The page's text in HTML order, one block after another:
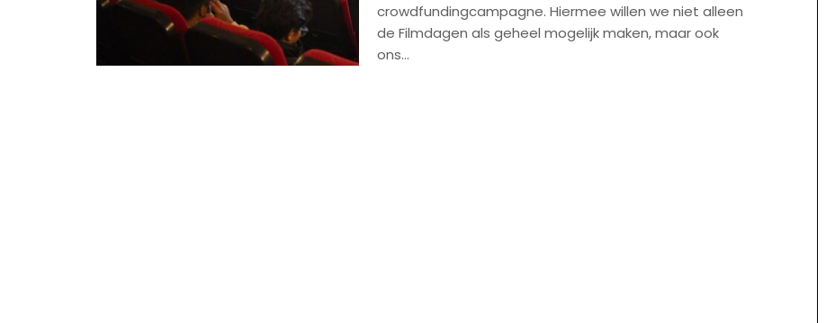
crowdfundingcampagne. Hiermee willen we niet alleen
de Filmdagen als geheel mogelijk maken, maar ook
ons…